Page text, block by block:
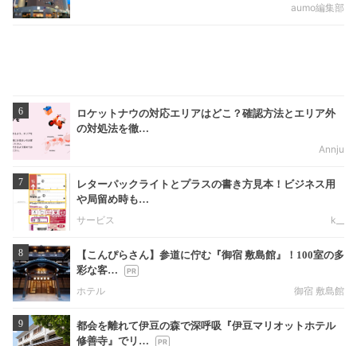
aumo編集部
6
ロケットナウの対応エリアはどこ？確認方法とエリア外
の対処法を徹…
Annju
7
レターパックライトとプラスの書き方見本！ビジネス用
や局留め時も…
サービス
k__
8
【こんぴらさん】参道に佇む『御宿 敷島館』！100室の多
彩な客…
ホテル
御宿 敷島館
9
都会を離れて伊豆の森で深呼吸『伊豆マリオットホテル
修善寺』でリ…